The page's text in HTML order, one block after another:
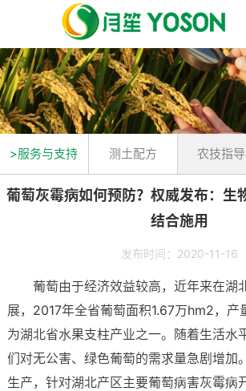
>服务与支持 测土配方 农技指导
葡萄灰霉病如何预防？权威发布：生
结合施用
发布时间：2020-11-16
葡萄由于经济效益较高，近年来在湖
展，2017年全省葡萄面积1.67万hm2，
为湖北省水果支柱产业之一。随着生活水
们对无公害、绿色葡萄的需求量急剧增加
生产，针对湖北产区主要葡萄病害灰霉病